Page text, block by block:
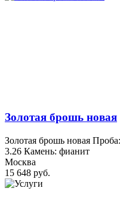
Золотая брошь новая
Золотая брошь новая
3.26 Камень: фианит
Москва
15 648 руб.